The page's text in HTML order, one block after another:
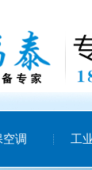
空调 工